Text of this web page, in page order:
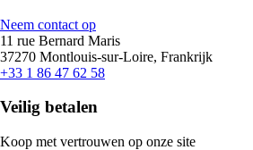
Neem contact op
11 rue Bernard Maris
37270 Montlouis-sur-Loire, Frankrijk
+33 1 86 47 62 58
Veilig betalen
Koop met vertrouwen op onze site